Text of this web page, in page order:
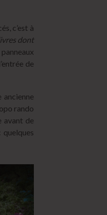
c’est à
dont
de
ancienne
rando
avant de